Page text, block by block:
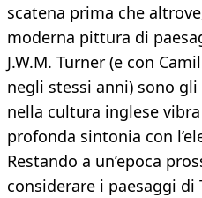
scatena prima che
moderna pittura di
J.W.M. Turner (e con
negli stessi anni) sono
nella cultura inglese
profonda sintonia con
Restando a un’epoca
considerare i paesaggi